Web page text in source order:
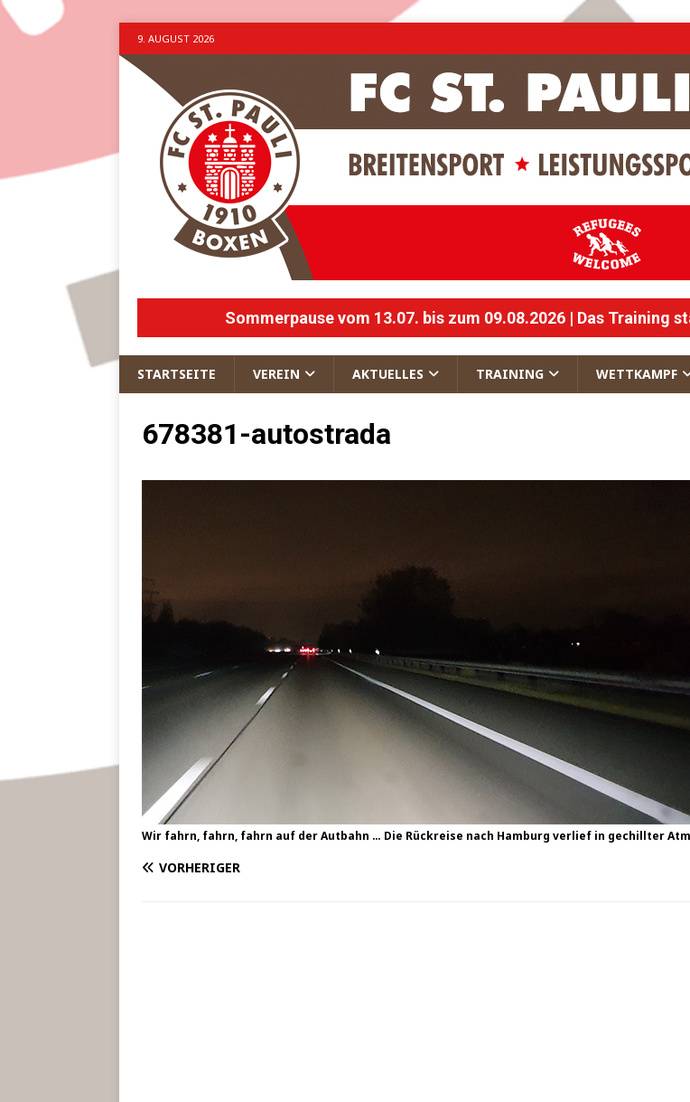
9. AUGUST 2026
Sommerpause vom 13.07. bis zum 09.08.2026 | Das Training
STARTSEITE VEREIN AKTUELLES TRAINING WETTKAMPF
678381-autostrada
Wir fahrn, fahrn, fahrn auf der Aut­bahn … Die Rück­rei­se nach Ham­burg ver­lief in gechill­ter
VORHERIGER